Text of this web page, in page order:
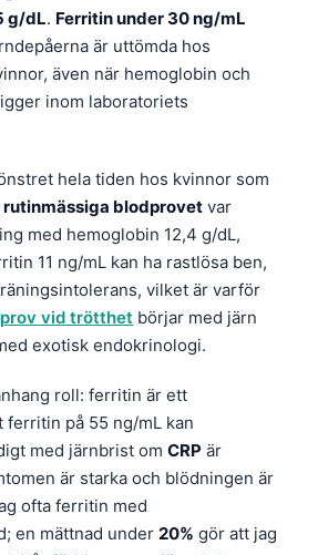
g/dL. Ferritin under 30 ng/mL
är uttömda hos
även när hemoglobin och
inom laboratoriets
hela tiden hos kvinnor som
rutinmässiga blodprovet var
med hemoglobin 12,4 g/dL,
11 ng/mL kan ha rastlösa ben,
vilket är varför
vid trötthet börjar med järn
exotisk endokrinologi.
roll: ferritin är ett
ferritin på 55 ng/mL kan
med järnbrist om CRP är
är starka och blödningen är
ofta ferritin med
en mättnad under 20% gör att jag